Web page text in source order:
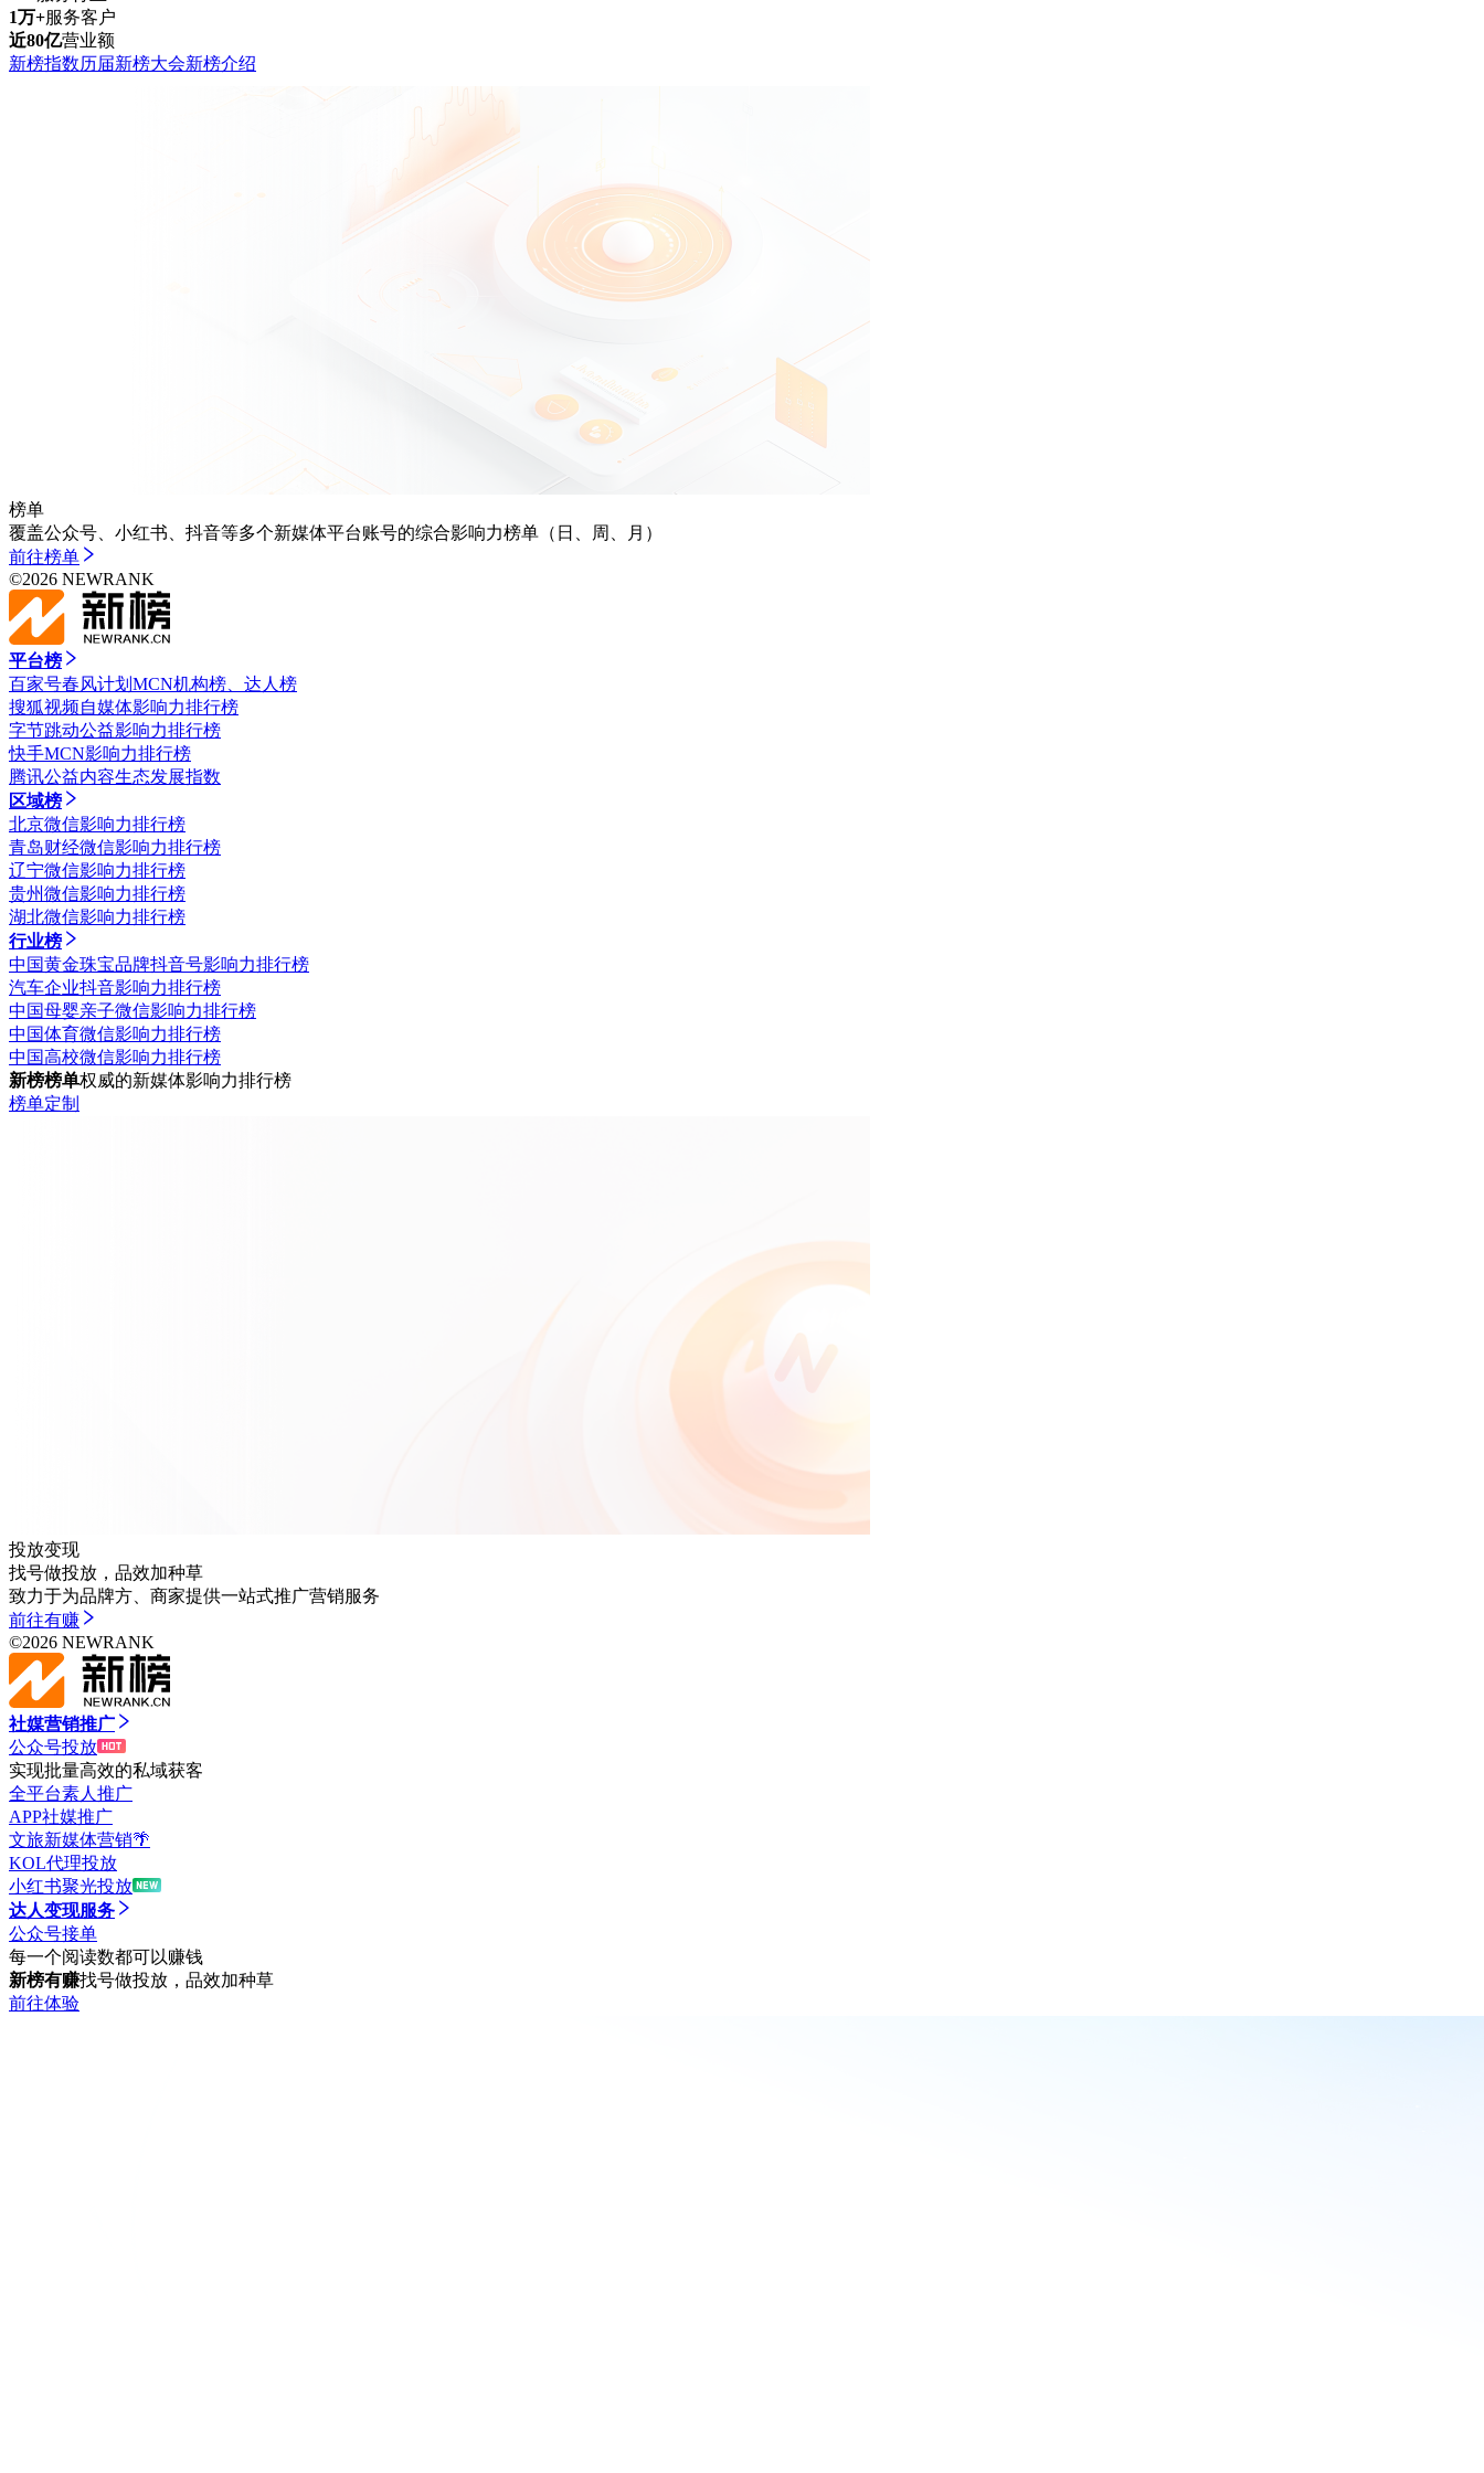
1万+服务客户
近80亿营业额
新榜指数历届新榜大会新榜介绍
榜单
覆盖公众号、小红书、抖音等多个新媒体平台账号的综合影响力榜单（日、周、月）
前往榜单
©2026 NEWRANK
平台榜
百家号春风计划MCN机构榜、达人榜
搜狐视频自媒体影响力排行榜
字节跳动公益影响力排行榜
快手MCN影响力排行榜
腾讯公益内容生态发展指数
区域榜
北京微信影响力排行榜
青岛财经微信影响力排行榜
辽宁微信影响力排行榜
贵州微信影响力排行榜
湖北微信影响力排行榜
行业榜
中国黄金珠宝品牌抖音号影响力排行榜
汽车企业抖音影响力排行榜
中国母婴亲子微信影响力排行榜
中国体育微信影响力排行榜
中国高校微信影响力排行榜
新榜榜单权威的新媒体影响力排行榜
榜单定制
投放变现
找号做投放，品效加种草
致力于为品牌方、商家提供一站式推广营销服务
前往有赚
©2026 NEWRANK
社媒营销推广
公众号投放
实现批量高效的私域获客
全平台素人推广
APP社媒推广
文旅新媒体营销🌴
KOL代理投放
小红书聚光投放
达人变现服务
公众号接单
每一个阅读数都可以赚钱
新榜有赚找号做投放，品效加种草
前往体验